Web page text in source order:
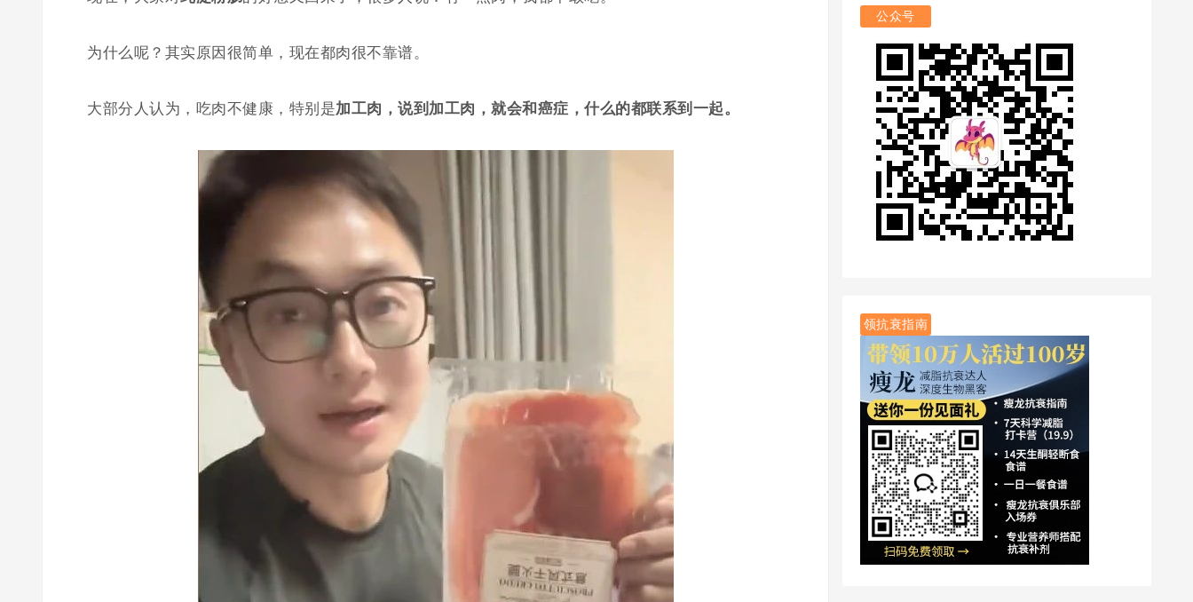
为什么呢？其实原因很简单，现在都肉很不靠谱。
大部分人认为，吃肉不健康，特别是加工肉，说到加工肉，就会和癌症，什么的都联系到一起。
公众号
领抗衰指南